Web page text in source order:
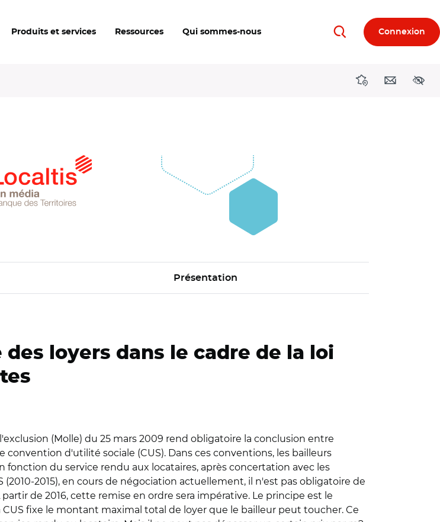
Produits et services Ressources Qui sommes-nous RechercherConnexion
DirectionsContact
Présentation
des loyers dans le cadre de la loi
(Molle) du 25 mars 2009 rend obligatoire la conclusion entre
d'utilité sociale (CUS). Dans ces conventions, les bailleurs
du service rendu aux locataires, après concertation avec les
(2010-2015), en cours de négociation actuellement, il n'est pas obligatoire de
de 2016, cette remise en ordre sera impérative. Le principe est le
fixe le montant maximal total de loyer que le bailleur peut toucher. Ce